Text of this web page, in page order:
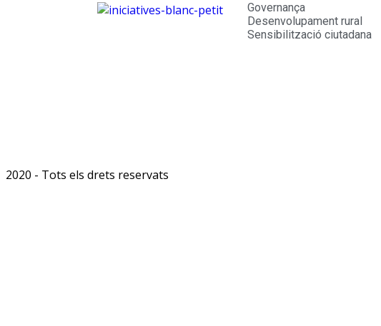
Governança
Desenvolupament rural
Sensibilització ciutadana
2020 - Tots els drets reservats